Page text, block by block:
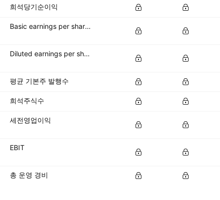
희석당기순이익
Basic earnings per share (basic EPS)
Diluted earnings per share (diluted EPS)
평균 기본주 발행수
희석주식수
세전영업이익
EBIT
총 운영 경비